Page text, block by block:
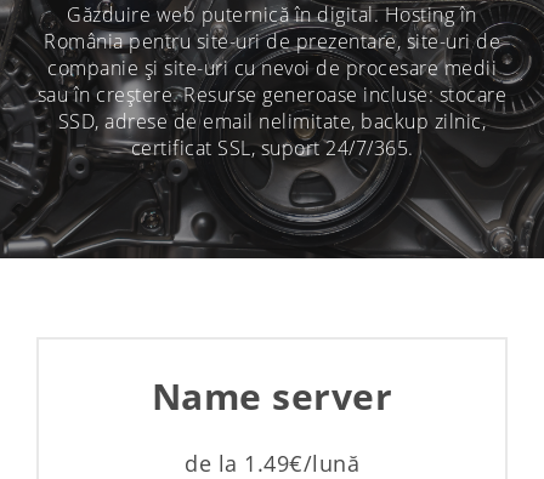
Găzduire web puternică în digital. Hosting în
România pentru site-uri de prezentare, site-uri de
companie și site-uri cu nevoi de procesare medii
sau în creștere. Resurse generoase incluse: stocare
SSD, adrese de email nelimitate, backup zilnic,
certificat SSL, suport 24/7/365.
Name server
de la 1.49€/lună